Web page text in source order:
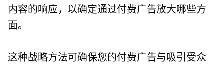
内容的响应，以确定通过付费广告放大哪些方
面。
这种战略方法可确保您的付费广告与吸引受众